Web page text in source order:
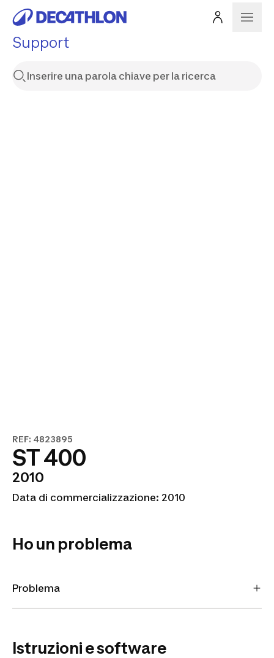
Support
REF: 4823895
ST 400
2010
Data di commercializzazione: 2010
Ho un problema
Problema
Istruzioni e software